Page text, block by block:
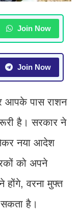
Join Now
Join Now
आपके पास राशन
है। सरकार ने
नया आदेश
को अपने
वरना मुफ्त
है।